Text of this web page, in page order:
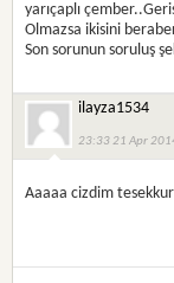
yarıçaplı
Olmazsa ikisini
Son sorunun soruluş
ilayza1534
23:33 21 Apr
Aaaaa cizdim